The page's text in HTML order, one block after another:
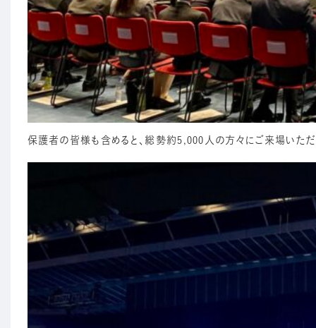
保護者の皆様も含めると、総勢約5,000人の方々にご来場いた